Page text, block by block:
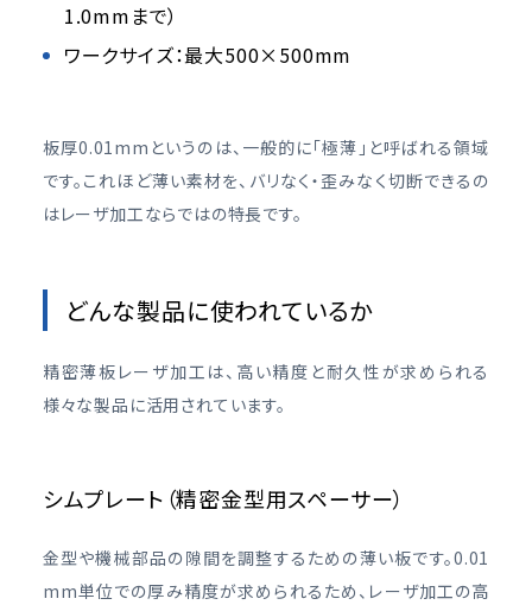
1.0mmまで）
ワークサイズ：最大500×500mm
板厚0.01mmというのは、一般的に「極薄」と呼ばれる領域
です。これほど薄い素材を、バリなく・歪みなく切断できるの
はレーザ加工ならではの特長です。
どんな製品に使われているか
精密薄板レーザ加工は、高い精度と耐久性が求められる
様々な製品に活用されています。
シムプレート（精密金型用スペーサー）
金型や機械部品の隙間を調整するための薄い板です。0.01
mm単位での厚み精度が求められるため、レーザ加工の高